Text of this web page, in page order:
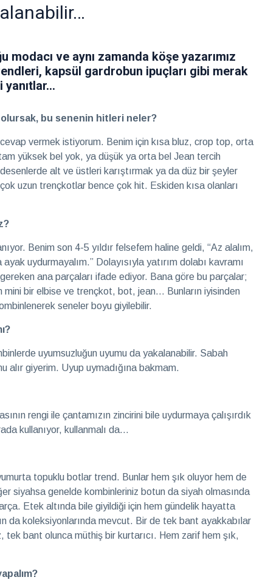
modacı ve aynı zamanda köşe yazarımız
kapsül gardrobun ipuçları gibi merak
yanıtlar…
bu senenin hitleri neler?
vermek istiyorum. Benim için kısa bluz, crop top, orta
yüksek bel yok, ya düşük ya orta bel Jean tercih
alt ve üstleri karıştırmak ya da düz bir şeyler
uzun trençkotlar bence çok hit. Eskiden kısa olanları
Benim son 4-5 yıldır felsefem haline geldi, “Az alalım,
uydurmayalım.” Dolayısıyla yatırım dolabı kavramı
ana parçaları ifade ediyor. Bana göre bu parçalar;
bir elbise ve trençkot, bot, jean… Bunların iyisinden
seneler boyu giyilebilir.
uyumsuzluğun uyumu da yakalanabilir. Sabah
alır giyerim. Uyup uymadığına bakmam.
rengi ile çantamızın zincirini bile uydurmaya çalışırdık
kullanıyor, kullanmalı da…
topuklu botlar trend. Bunlar hem şık oluyor hem de
siyahsa genelde kombinleriniz botun da siyah olmasında
Etek altında bile giyildiği için hem gündelik hayatta
da koleksiyonlarında mevcut. Bir de tek bant ayakkabılar
bant olunca müthiş bir kurtarıcı. Hem zarif hem şık,